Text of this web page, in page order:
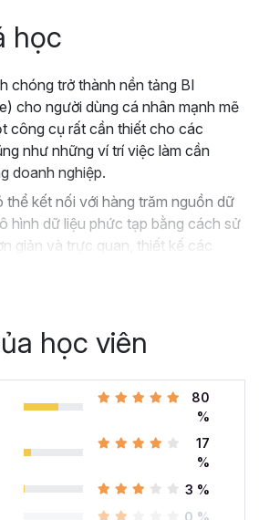
học
chóng trở thành nền tảng BI
cho người dùng cá nhân mạnh mẽ
công cụ rất cần thiết cho các
như những ví trí việc làm cần
doanh nghiệp.
thể kết nối với hàng trăm nguồn dữ
hình dữ liệu phức tạp bằng cách sử
giản và trực quan, thiết kế các
đẹp và tất cả đều miễn phí.
- Thành thạo trực quan hóa và
Gitiho.com sẽ là một giải pháp
nên chọn khóa
- Tuyệt đỉnh
Gitiho?
học viên
80
%
17
%
3 %
0 %